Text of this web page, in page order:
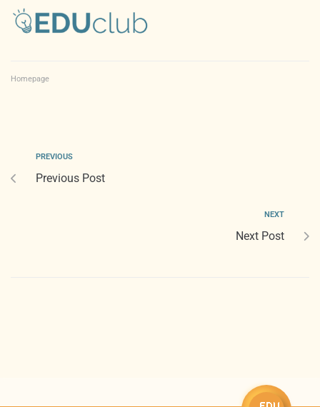
Homepage
PREVIOUS
Previous Post
NEXT
Next Post